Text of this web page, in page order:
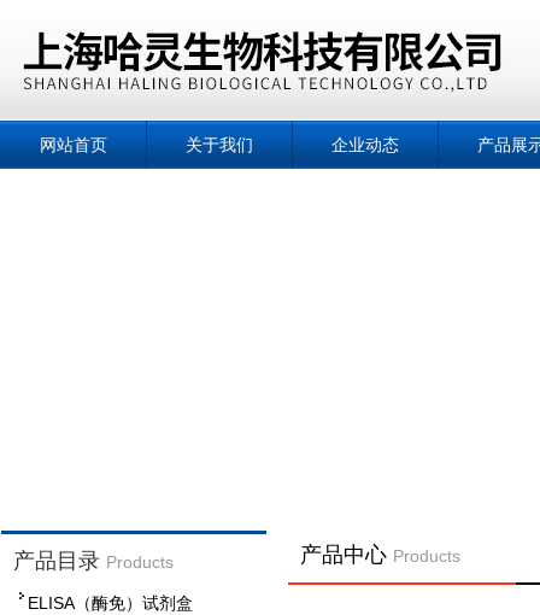
网站首页 关于我们 企业动态 产品展
产品目录 Products
ELISA（酶免）试剂盒
产品中心 Products